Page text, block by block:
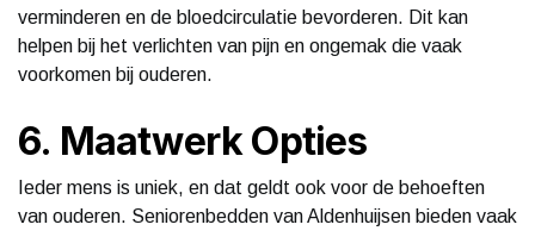
verminderen en de bloedcirculatie bevorderen. Dit kan
helpen bij het verlichten van pijn en ongemak die vaak
voorkomen bij ouderen.
6. Maatwerk Opties
Ieder mens is uniek, en dat geldt ook voor de behoeften
van ouderen. Seniorenbedden van Aldenhuijsen bieden vaak